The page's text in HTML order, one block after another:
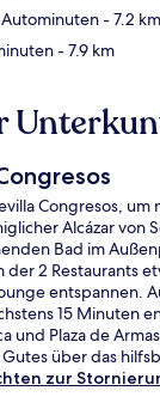
Autominuten- 7.2 km
- 7.9 km
Congresos, um
Alcázar von
Bad im
2 Restaurants
entspannen.
15 Minuten
und Plaza de
über das
zur